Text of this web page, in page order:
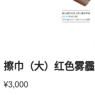
擦巾（大）红色雾霾
¥3,000